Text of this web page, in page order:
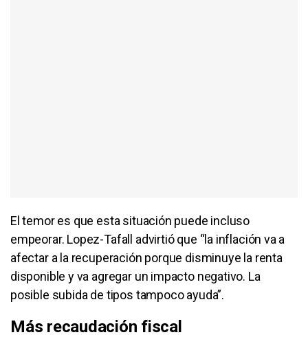
El temor es que esta situación puede incluso
empeorar. Lopez-Tafall advirtió que “la inflación va a
afectar a la recuperación porque disminuye la renta
disponible y va agregar un impacto negativo. La
posible subida de tipos tampoco ayuda”.
Más recaudación fiscal